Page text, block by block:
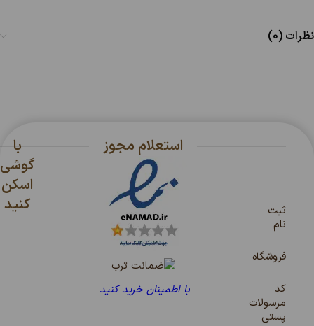
نظرات (0)
ثبت
نام
فروشگاه
کد
مرسولات
پستی
استعلام مجوز
با اطمینان خرید کنید
با
گوشی
اسکن
کنید